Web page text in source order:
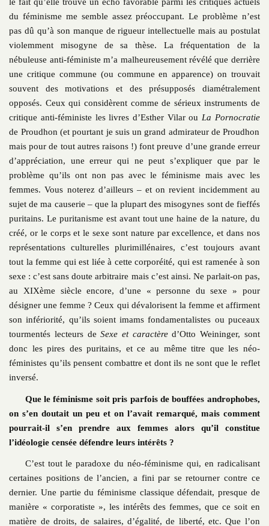
du féminisme me semble assez préoccupant. Le problème n’est
pas dû qu’à son manque de rigueur intellectuelle mais au postulat
violemment misogyne de sa thèse. La fréquentation de la
nébuleuse anti-féministe m’a malheureusement révélé que derrière
une critique commune (ou commune en apparence) on trouvait
souvent des motivations et des présupposés diamétralement
opposés. Ceux qui considèrent comme de sérieux instruments de
critique anti-féministe les livres d’Esther Vilar ouLa Pornocratie
de Proudhon (et pourtant je suis un grand admirateur de Proudhon
mais pour de tout autres raisons !) font preuve d’une grande erreur
d’appréciation, une erreur qui ne peut s’expliquer que par le
problème qu’ils ont non pas avec le féminisme mais avec les
femmes. Vous noterez d’ailleurs – et on revient incidemment au
sujet de ma causerie – que la plupart des misogynes sont de fieffés
puritains. Le puritanisme est avant tout une haine de la nature, du
créé, or le corps et le sexe sont nature par excellence, et dans nos
représentations culturelles plurimillénaires, c’est toujours avant
tout la femme qui est liée à cette corporéité, qui est ramenée à son
sexe : c’est sans doute arbitraire mais c’est ainsi. Ne parlait-on pas,
au XIXème siècle encore, d’une « personne du sexe » pour
désigner une femme ? Ceux qui dévalorisent la femme et affirment
son infériorité, qu’ils soient imams fondamentalistes ou puceaux
tourmentés lecteurs deSexe et caractèred’Otto Weininger, sont
donc les pires des puritains, et ce au même titre que les néo-
féministes qu’ils pensent combattre et dont ils ne sont que le reflet
inversé.
Que le féminisme soit pris parfois de bouffées androphobes,
on s’en doutait un peu et on l’avait remarqué, mais comment
pourrait-il s’en prendre aux femmes alors qu’il constitue
l’idéologie censée défendre leurs intérêts ?
C’est tout le paradoxe du néo-féminisme qui, en radicalisant
certaines positions de l’ancien, a fini par se retourner contre ce
dernier. Une partie du féminisme classique défendait, presque de
manière « corporatiste », les intérêts des femmes, que ce soit en
matière de droits, de salaires, d’égalité, de liberté, etc. Que l’on